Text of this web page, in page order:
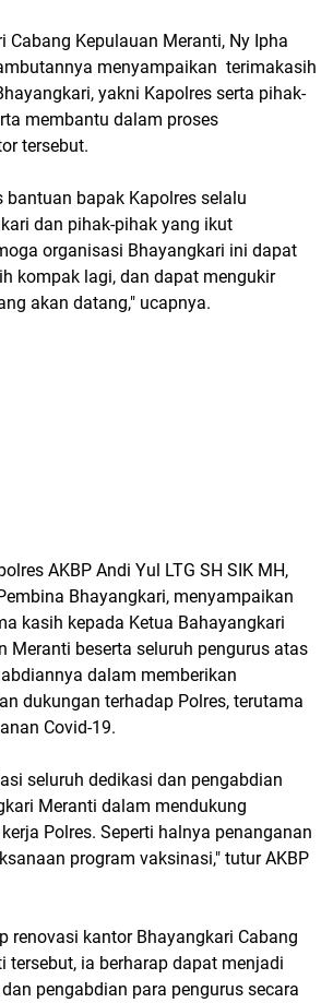
Cabang Kepulauan Meranti, Ny Ipha
menyampaikan terimakasih
yakni Kapolres serta pihak-
membantu dalam proses
tersebut.
bantuan bapak Kapolres selalu
dan pihak-pihak yang ikut
organisasi Bhayangkari ini dapat
kompak lagi, dan dapat mengukir
akan datang," ucapnya.
AKBP Andi Yul LTG SH SIK MH,
Bhayangkari, menyampaikan
kasih kepada Ketua Bahayangkari
Meranti beserta seluruh pengurus atas
dalam memberikan
dukungan terhadap Polres, terutama
Covid-19.
seluruh dedikasi dan pengabdian
Meranti dalam mendukung
Polres. Seperti halnya penanganan
program vaksinasi," tutur AKBP
renovasi kantor Bhayangkari Cabang
tersebut, ia berharap dapat menjadi
pengabdian para pengurus secara